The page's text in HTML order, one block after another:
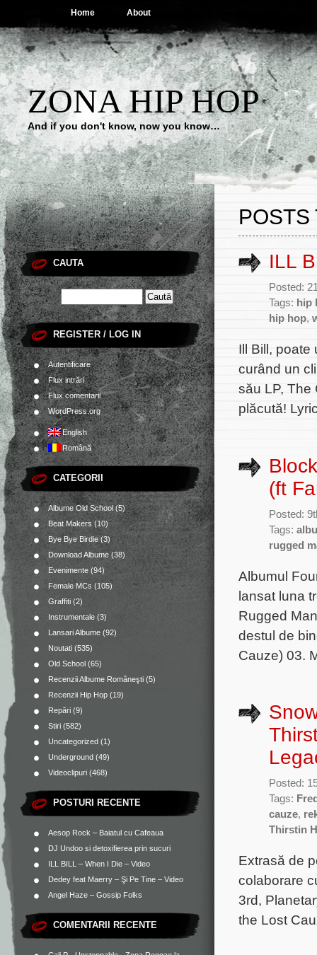
Home About
ZONA HIP HOP
And if you don't know, now you know…
CAUTA
REGISTER / LOG IN
Autentificare
Flux intrări
Flux comentarii
WordPress.org
English
Română
CATEGORII
Albume Old School(5)
Beat Makers(10)
Bye Bye Birdie(3)
Download Albume (38)
Evenimente (94)
Female MCs (105)
Graffiti (2)
Instrumentale (3)
Lansari Albume (92)
Noutati (535)
Old School (65)
Recenzii Albume Româneşti (5)
Recenzii Hip Hop (19)
Repări (9)
Stiri (582)
Uncategorized (1)
Underground (49)
Videoclipuri (468)
POSTURI RECENTE
Aesop Rock – Baiatul cu Cafeaua
DJ Undoo si detoxifierea prin sucuri
ILL BILL – When I Die – Video
Dedey feat Maerry – Şi Pe Tine – Video
Angel Haze – Gossip Folks
COMENTARII RECENTE
POSTS
ILL
Posted:
Tags: hip
hip hop,
Ill Bill, poate
curând un
său LP, The
plăcută!
(ft
Posted:
Tags:
rugged
Albumul
lansat luna
Rugged
destul de
Cauze) 03.
Posted:
Tags:
cauze,
Thirstin
Extrasă de
colaborare
3rd,
the Lost